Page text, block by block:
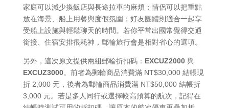
家庭可以減少換飯店與長途拉車的麻煩；情侶可以把重點
放在海景、船上用餐與度假氛圍；好友團體則適合一起享
受船上設施與輕鬆聊天的時間。若你平常出國常覺得交通
銜接、住宿安排很耗神，郵輪旅行會是相對省心的選項。
另外，這次原文提供兩組郵輪折扣碼： EXCUZ2000與
EXCUZ3000。前者為郵輪商品消費滿 NT$30,000 結帳現
折 2,000 元，後者為郵輪商品消費滿 NT$50,000 結帳折
3,000 元。若是多人同行或選擇較高預算的航次，記得在